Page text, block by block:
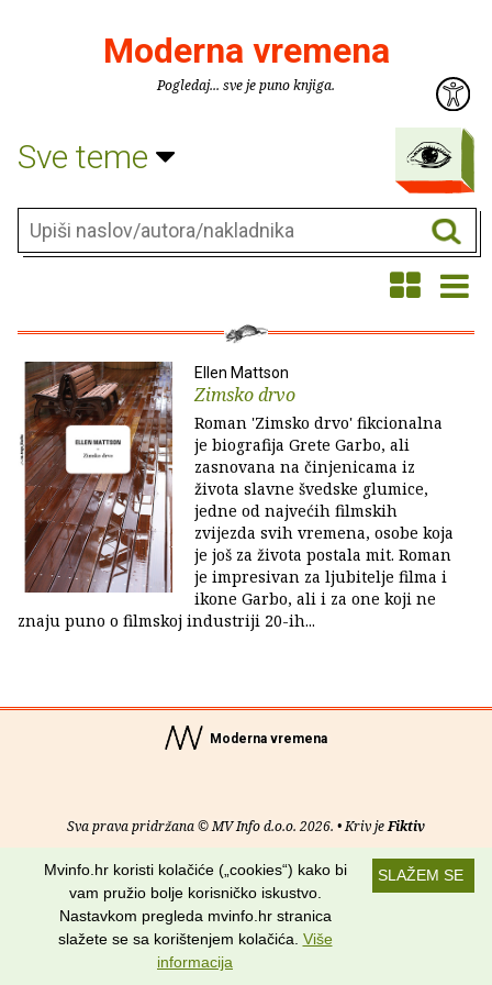
Moderna vremena
Pogledaj... sve je puno knjiga.
Sve teme
Ellen Mattson
Zimsko drvo
Roman 'Zimsko drvo' fikcionalna
je biografija Grete Garbo, ali
zasnovana na činjenicama iz
života slavne švedske glumice,
jedne od najvećih filmskih
zvijezda svih vremena, osobe koja
je još za života postala mit. Roman
je impresivan za ljubitelje filma i
ikone Garbo, ali i za one koji ne
znaju puno o filmskoj industriji 20-ih...
Moderna vremena
Sva prava pridržana © MV Info d.o.o. 2026. • Kriv jeFiktiv
O nama• Pomoć•Uvjeti korištenja•RSS kanali
Potraži nas na:
SLAŽEM SE
Mvinfo.hr koristi kolačiće („cookies“) kako bi
vam pružio bolje korisničko iskustvo.
Nastavkom pregleda mvinfo.hr stranica
slažete se sa korištenjem kolačića. Više
informacija